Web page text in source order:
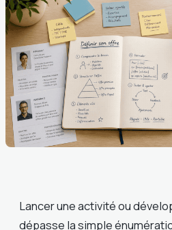
Lancer une activité ou
dépasse la simple